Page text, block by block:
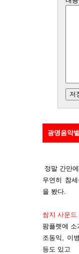
광명음악
정말 간만
우연히 참
을 봤다.
쌈지 사운드
팜플렛에 소
조동익, 이
등도 있고